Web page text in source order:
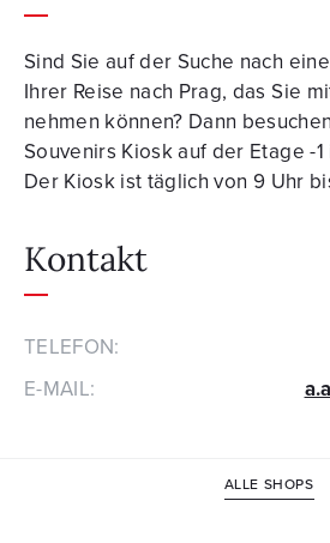
Sind Sie auf der Suche nach
Ihrer Reise nach Prag, das Sie
nehmen können? Dann
Souvenirs Kiosk auf der Etage -1
Der Kiosk ist täglich von 9 Uhr
Kontakt
TELEFON:
E-MAIL:
ALLE SHOPS